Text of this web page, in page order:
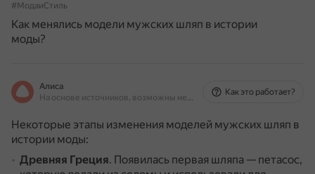
#МодаиСтиль
Как менялись модели мужских шляп в истории
моды?
Алиса
На основе источников, возможны неточности
Как это работает?
Некоторые этапы изменения моделей мужских шляп в
истории моды:
Древняя Греция. Появилась первая шляпа — петасос,